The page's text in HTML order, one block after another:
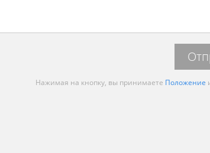
Нажимая на кнопку, вы принимаете Положение